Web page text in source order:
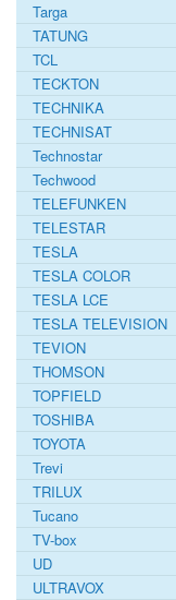
Targa
TATUNG
TCL
TECKTON
TECHNIKA
TECHNISAT
Technostar
Techwood
TELEFUNKEN
TELESTAR
TESLA
TESLA COLOR
TESLA LCE
TESLA TELEVISION
TEVION
THOMSON
TOPFIELD
TOSHIBA
TOYOTA
Trevi
TRILUX
Tucano
TV-box
UD
ULTRAVOX